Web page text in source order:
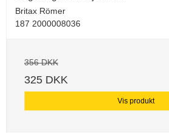
Britax Römer
187 2000008036
356 DKK
325 DKK
Vis produkt